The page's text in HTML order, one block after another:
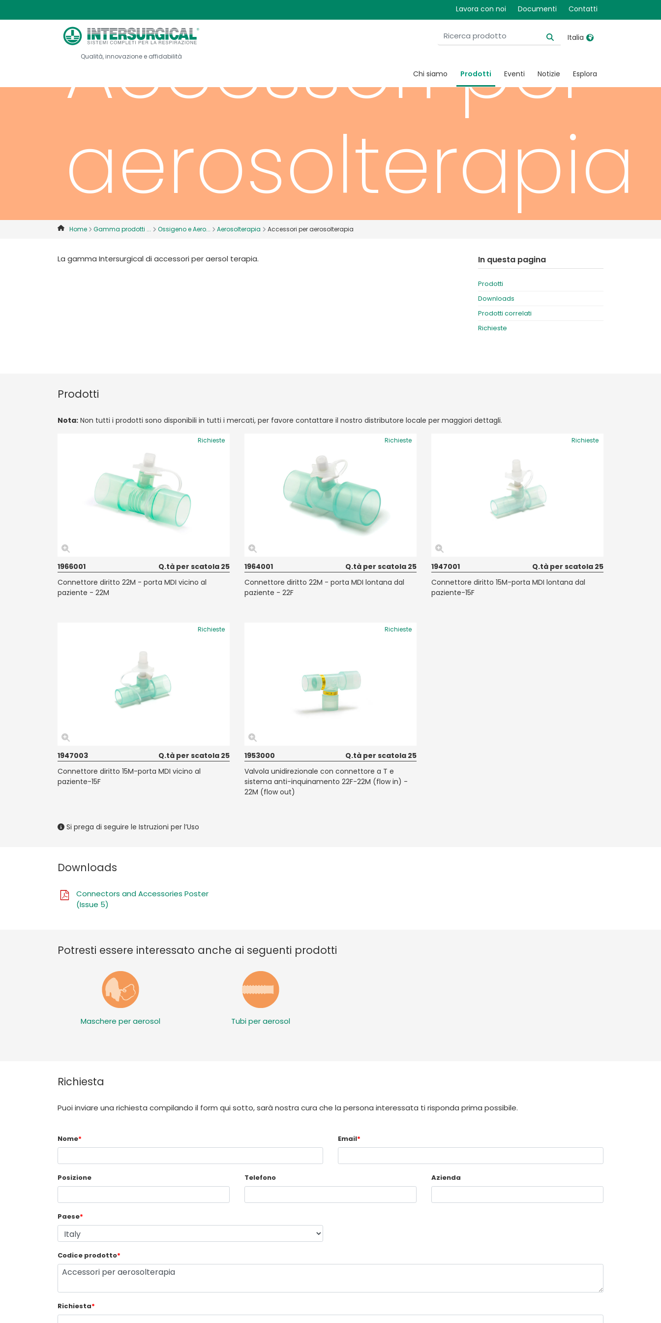
Lavora con noi Documenti Contatti
Qualità, innovazione e affidabilità
Italia
United Kingdom
United States
Australia
België, Nederlands
Canada, English
Canada, Français
China
Denmark
France
Italia
Malaysia
Mexico
Nederlands
Norway
Russia
International English
Chi siamo Prodotti Eventi Notizie Esplora
Accessori per
aerosolterapia
Home Gamma prodotti ... Ossigeno e Aero... Aerosolterapia Accessori per aerosolterapia
La gamma Intersurgical di accessori per aersol terapia. In questa pagina
Prodotti
Downloads
Prodotti correlati
Richieste
Prodotti
Nota: Non tutti i prodotti sono disponibili in tutti i mercati, per favore contattare il nostro distributore locale per maggiori dettagli.
Richieste
1966001
Q.tà per scatola 25
Connettore diritto 22M - porta MDI vicino al
paziente - 22M
Richieste
1964001
Q.tà per scatola 25
Connettore diritto 22M - porta MDI lontana dal
paziente - 22F
Richieste
1947001
Q.tà per scatola 25
Connettore diritto 15M-porta MDI lontana dal
paziente-15F
Richieste
1947003
Q.tà per scatola 25
Connettore diritto 15M-porta MDI vicino al
paziente-15F
Richieste
1953000
Q.tà per scatola 25
Valvola unidirezionale con connettore a T e
sistema anti-inquinamento 22F-22M (flow in) -
22M (flow out)
Si prega di seguire le Istruzioni per l’Uso
Downloads
Connectors and Accessories Poster
(Issue 5)
Potresti essere interessato anche ai seguenti prodotti
Maschere per aerosol Tubi per aerosol
Richiesta
Puoi inviare una richiesta compilando il form qui sotto, sarà nostra cura che la persona interessata ti risponda prima possibile.
Nome* Email*
Posizione Telefono Azienda
Paese*
Codice prodotto*
Richiesta*